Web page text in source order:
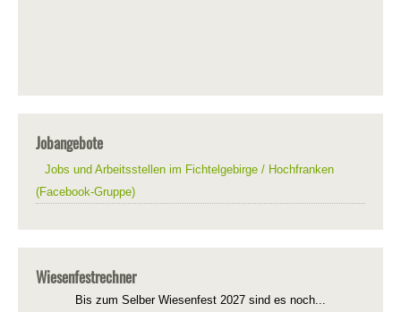
Jobangebote
Jobs und Arbeitsstellen im Fichtelgebirge / Hochfranken
(Facebook-Gruppe)
Wiesenfestrechner
Bis zum Selber Wiesenfest 2027 sind es noch...